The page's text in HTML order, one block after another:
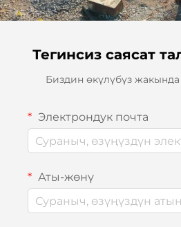
Тегинсиз саясат
Биздин өкүлүбүз жакында
Электрондук почта
Аты-жөнү